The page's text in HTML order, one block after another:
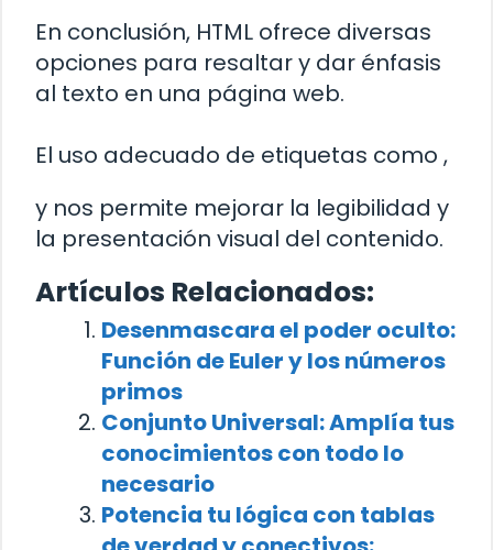
En conclusión, HTML ofrece diversas
opciones para resaltar y dar énfasis
al texto en una página web.
El uso adecuado de etiquetas como ,
y nos permite mejorar la legibilidad y
la presentación visual del contenido.
Artículos Relacionados:
Desenmascara el poder oculto:
Función de Euler y los números
primos
Conjunto Universal: Amplía tus
conocimientos con todo lo
necesario
Potencia tu lógica con tablas